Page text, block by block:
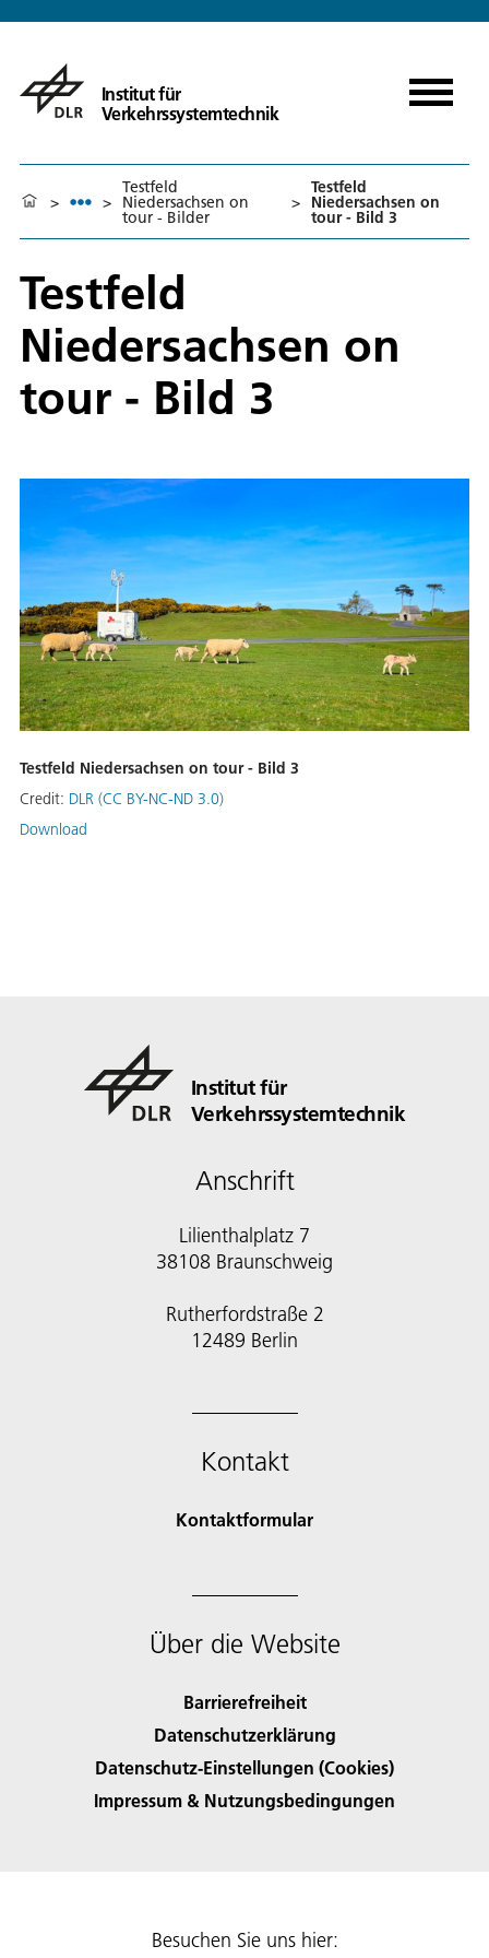
Institut für
Verkehrssystemtechnik
> >
Testfeld
Niedersachsen on
tour - Bilder
>
Testfeld
Niedersachsen on
tour - Bild 3
Testfeld
Niedersachsen on
tour - Bild 3
Testfeld Niedersachsen on tour - Bild 3
Credit: DLR (CC BY-NC-ND 3.0)
Download
Institut für
Verkehrssystemtechnik
Anschrift
Lilienthalplatz 7
38108 Braunschweig
Rutherfordstraße 2
12489 Berlin
Kontakt
Kontaktformular
Über die Website
Barrierefreiheit
Datenschutzerklärung
Datenschutz-Einstellungen (Cookies)
Impressum & Nutzungsbedingungen
Besuchen Sie uns hier: